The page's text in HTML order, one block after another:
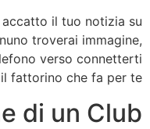
il tuo notizia su
troverai immagine,
verso connetterti
fattorino che fa per te.
di un Club?